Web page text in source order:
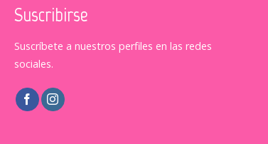
Suscribirse
Suscríbete a nuestros perfiles en las redes
sociales.